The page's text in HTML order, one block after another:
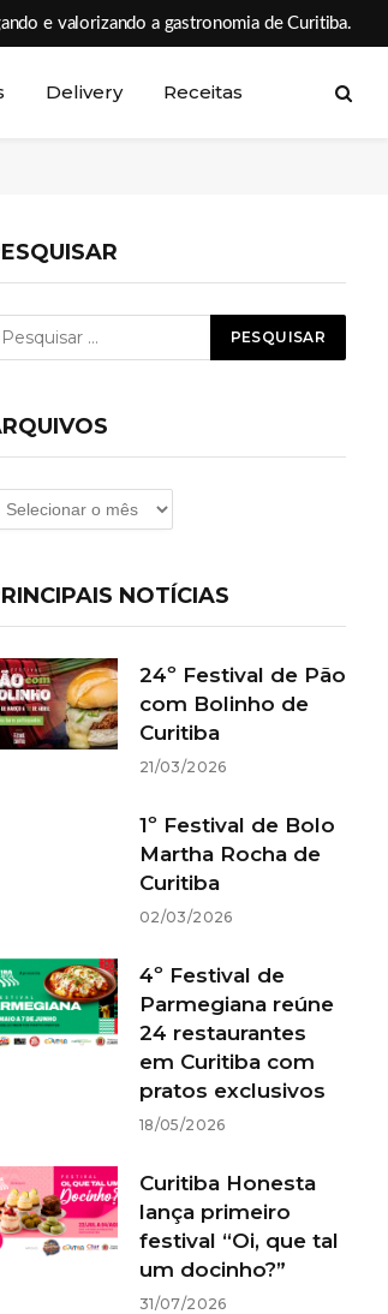
e valorizando a gastronomia de Curitiba.
Delivery Receitas
NOTÍCIAS
24º Festival de Pão
com Bolinho de
Curitiba
21/03/2026
1º Festival de Bolo
Martha Rocha de
Curitiba
02/03/2026
4º Festival de
Parmegiana reúne
24 restaurantes
em Curitiba com
pratos exclusivos
18/05/2026
Curitiba Honesta
lança primeiro
festival “Oi, que tal
um docinho?”
31/07/2026